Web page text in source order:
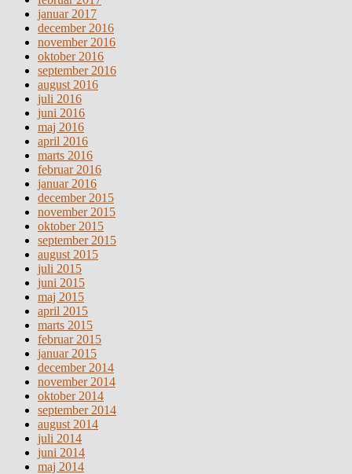
januar 2017
december 2016
november 2016
oktober 2016
september 2016
august 2016
juli 2016
juni 2016
maj 2016
april 2016
marts 2016
februar 2016
januar 2016
december 2015
november 2015
oktober 2015
september 2015
august 2015
juli 2015
juni 2015
maj 2015
april 2015
marts 2015
februar 2015
januar 2015
december 2014
november 2014
oktober 2014
september 2014
august 2014
juli 2014
juni 2014
maj 2014